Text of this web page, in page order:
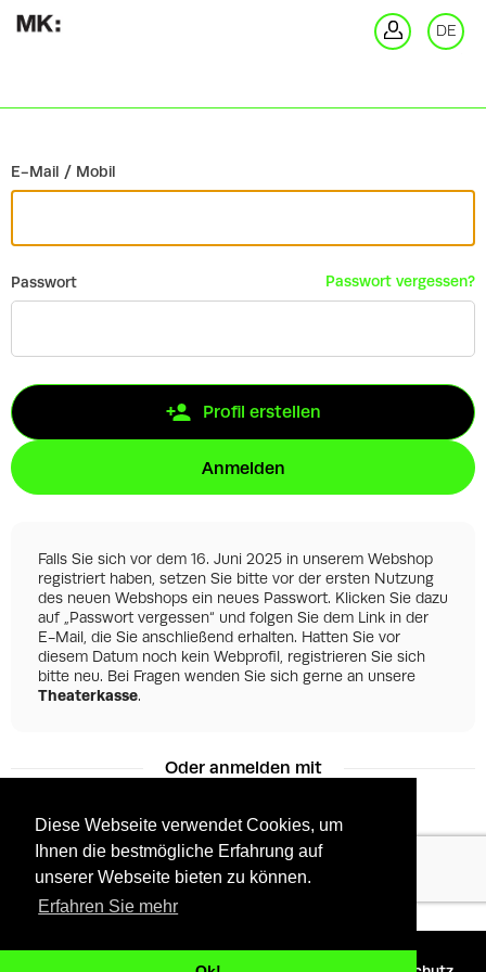
Diese Webseite verwendet Cookies, um
Ihnen die bestmögliche Erfahrung auf
unserer Webseite bieten zu können.
Erfahren Sie mehr
DE
E-Mail / Mobil
Passwort Passwort vergessen?
Profil erstellen
Anmelden
Falls Sie sich vor dem 16. Juni 2025 in unserem Webshop
registriert haben, setzen Sie bitte vor der ersten Nutzung
des neuen Webshops ein neues Passwort. Klicken Sie dazu
auf „Passwort vergessen“ und folgen Sie dem Link in der
E-Mail, die Sie anschließend erhalten. Hatten Sie vor
diesem Datum noch kein Webprofil, registrieren Sie sich
bitte neu. Bei Fragen wenden Sie sich gerne an unsere
Theaterkasse.
Oder anmelden mit
Facebook